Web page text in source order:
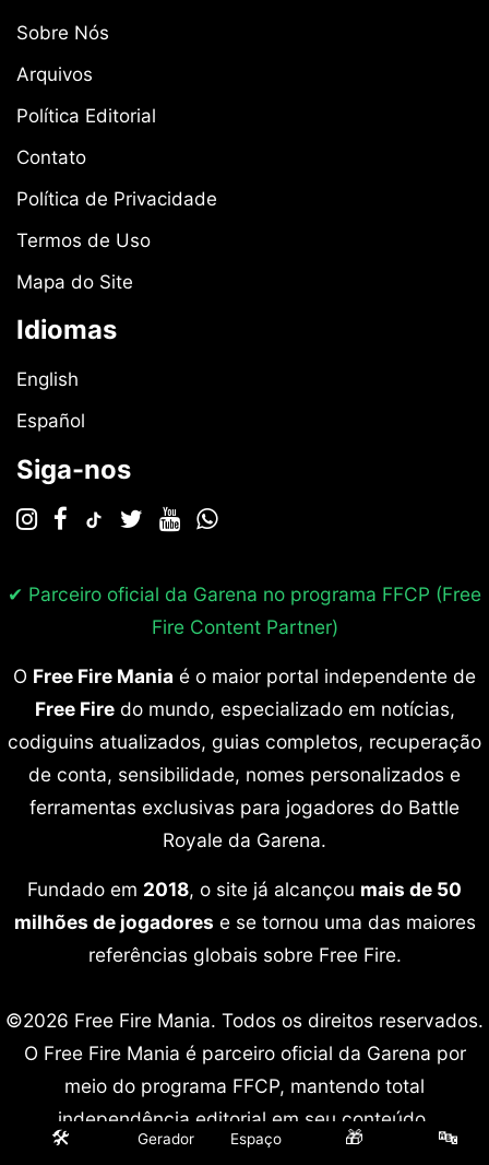
Sobre Nós
Arquivos
Política Editorial
Contato
Política de Privacidade
Termos de Uso
Mapa do Site
Idiomas
English
Español
Siga-nos
✔ Parceiro oficial da Garena no programa FFCP (Free
Fire Content Partner)
O Free Fire Mania é o maior portal independente de
Free Firedo mundo, especializado em notícias,
codiguins atualizados, guias completos, recuperação
de conta, sensibilidade, nomes personalizados e
ferramentas exclusivas para jogadores do Battle
Royale da Garena.
Fundado em 2018, o site já alcançou mais de 50
milhões de jogadores e se tornou uma das maiores
referências globais sobre Free Fire.
©2026 Free Fire Mania. Todos os direitos reservados.
O Free Fire Mania é parceiro oficial da Garena por
meio do programa FFCP, mantendo total
independência editorial em seu conteúdo.
Free Fire é marca registrada da Garena International.
🛠️
Gerador
Espaço
🎁 🔤